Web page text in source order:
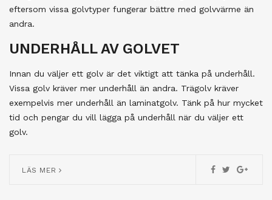
eftersom vissa golvtyper fungerar bättre med golvvärme än
andra.
UNDERHÅLL AV GOLVET
Innan du väljer ett golv är det viktigt att tänka på underhåll.
Vissa golv kräver mer underhåll än andra. Trägolv kräver
exempelvis mer underhåll än laminatgolv. Tänk på hur mycket
tid och pengar du vill lägga på underhåll när du väljer ett
golv.
LÄS MER